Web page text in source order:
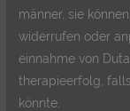
männer, sie
widerrufen oder
einnahme von
therapieerfolg,
könnte.